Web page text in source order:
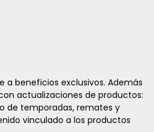
a beneficios exclusivos. Además
actualizaciones de productos:
de temporadas, remates y
vinculado a los productos